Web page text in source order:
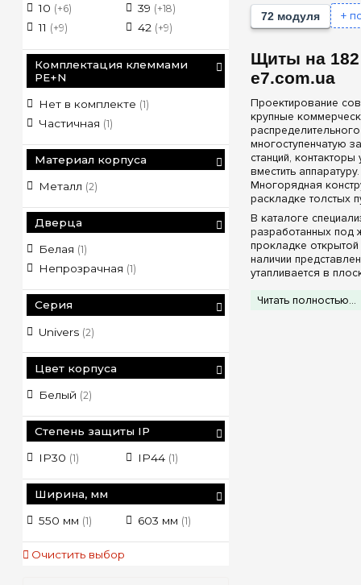
72 модуля
+
Щиты на
e7.com.ua
Проектирование
крупные
многоступенчатую
станций,
вместить
Многорядная
раскладке толстых
В каталоге
разработанных под
прокладке
наличии
утапливается в
эстетично и не
Читать полностью...
10 (+6)
11 (+9)
39 (+18)
42 (+9)
90(+2)
96(+37)
192
216
Комплектация клеммами
PE+N
Нет в комплекте (1)
Частичная (1)
Материал корпуса
Металл (2)
Дверца
Белая (1)
Непрозрачная (1)
Серия
Univers (2)
Цвет корпуса
Белый (2)
Степень защиты IP
IP30 (1) IP44 (1)
Ширина, мм
550 мм (1) 603 мм (1)
Очистить выбор